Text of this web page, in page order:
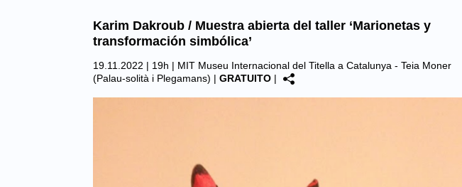
Karim Dakroub / Muestra abierta del taller ‘Marionetas y
transformación simbólica’
19.11.2022 | 19h | MIT Museu Internacional del Titella a Catalunya - Teia Moner
(Palau-solità i Plegamans) | GRATUITO |